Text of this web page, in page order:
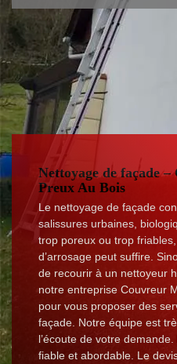
Nettoyage de façade
Preux Au Bois
Le nettoyage de façade
salissures urbaines,
trop poreux ou trop
d’arrosage peut suffire.
de recourir à un nettoyeur
notre entreprise Couvreur
pour vous proposer des
façade. Notre équipe est
l’écoute de votre
fiable et abordable. Le